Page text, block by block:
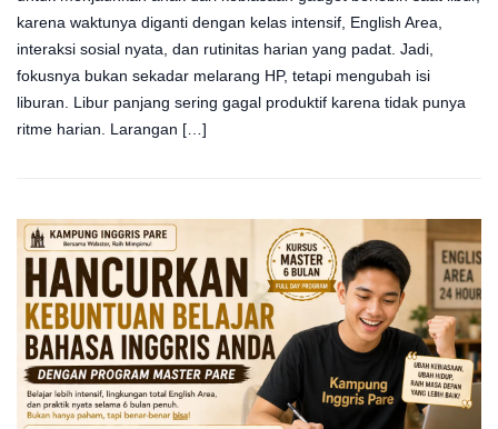
karena waktunya diganti dengan kelas intensif, English Area,
interaksi sosial nyata, dan rutinitas harian yang padat. Jadi,
fokusnya bukan sekadar melarang HP, tetapi mengubah isi
liburan. Libur panjang sering gagal produktif karena tidak punya
ritme harian. Larangan […]